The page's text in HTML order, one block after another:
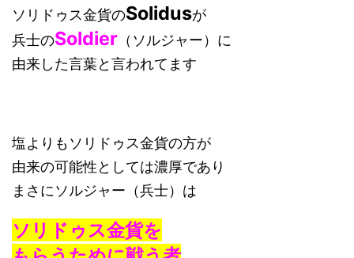
ソリドゥス金貨のSolidusが
兵士のSoldier （ソルジャー）に
由来した言葉と言われてます
塩よりもソリドゥス金貨の方が
由来の可能性としては濃厚であり
まさにソルジャー（兵士）は
ソリドゥス金貨を